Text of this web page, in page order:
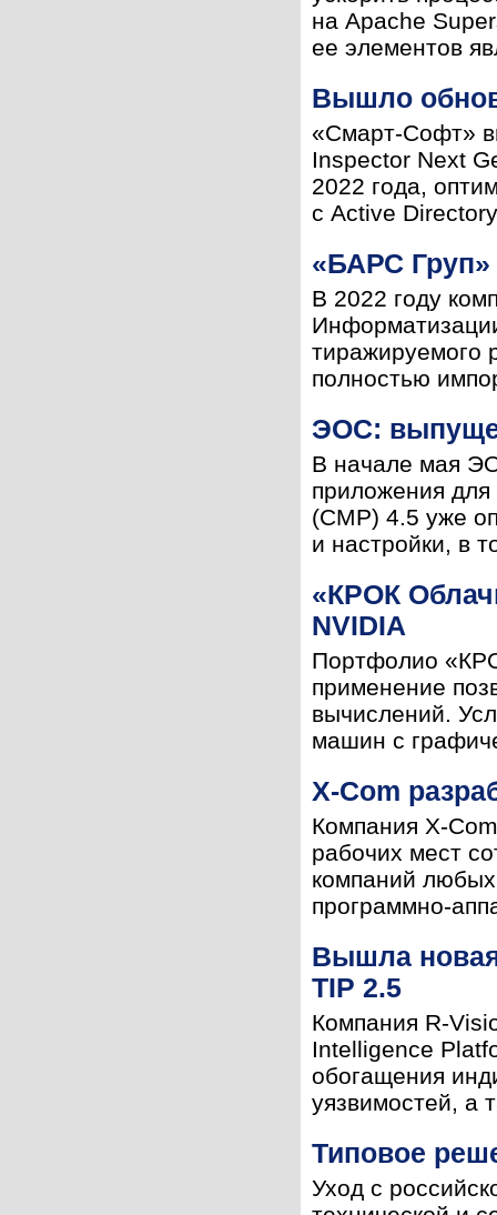
на Apache
ее элементов
Вышло
«Смарт-Софт»
Inspector Next
2022 года,
с Active
«БАРС
В 2022 году
тиражируемого
полностью
ЭОС:
В начале мая
приложения
(CMP) 4.5 уже
и настройки, в
«КРОК
NVIDIA
Портфолио
применение
вычислений.
машин с
X-Com
Компания X-
рабочих мест
компаний
программно-
Вышла
TIP 2.5
Компания R-
Intelligence
обогащения
уязвимостей, а
Типовое
Уход с